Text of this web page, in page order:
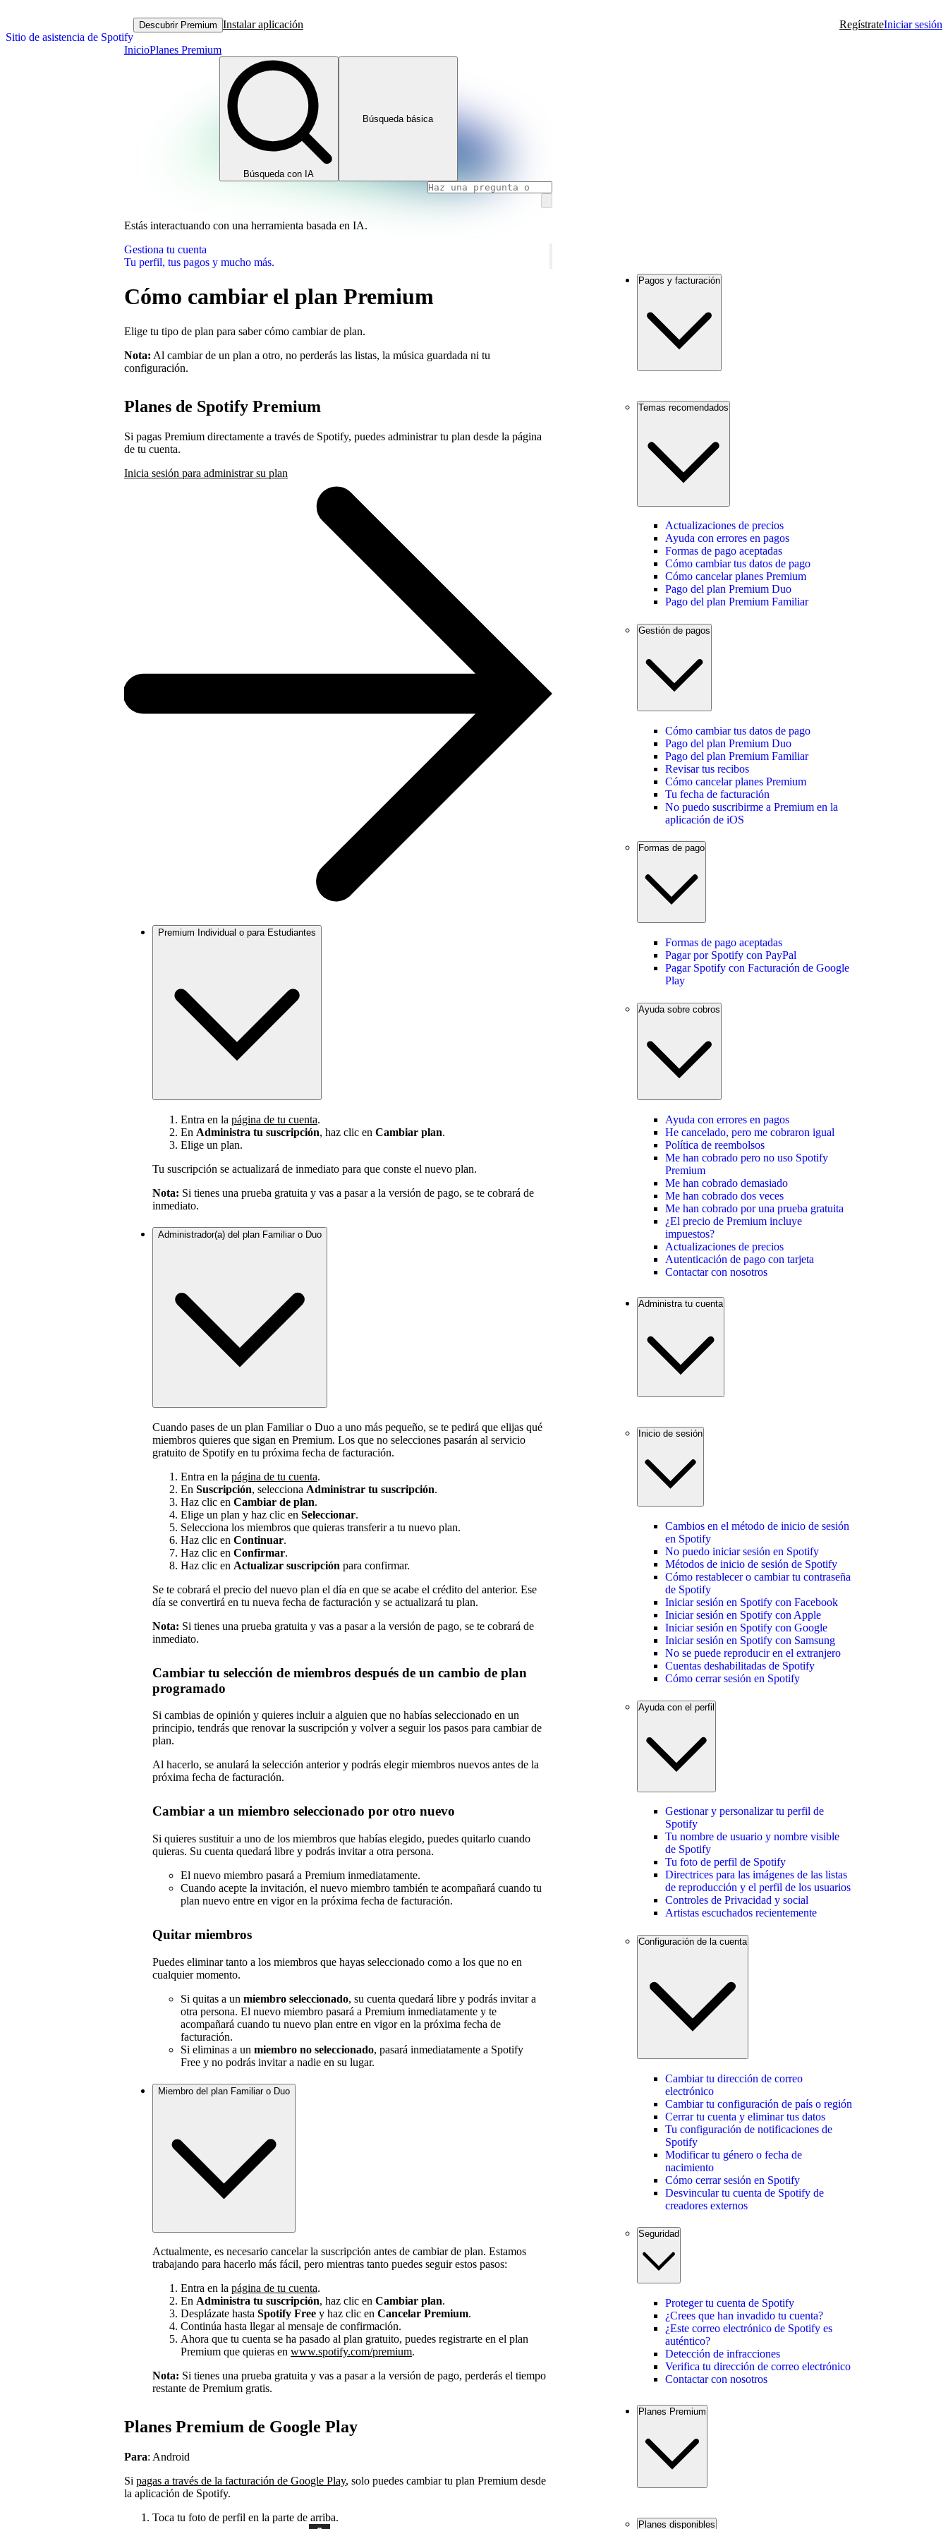
Sitio de asistencia de Spotify
Descubrir Premium Instalar aplicación RegístrateIniciar sesión
InicioPlanes Premium
Búsqueda con IA
Búsqueda básica
Estás interactuando con una herramienta basada en IA.
Gestiona tu cuenta
Tu perfil, tus pagos y mucho más.
Cómo cambiar el plan Premium
Elige tu tipo de plan para saber cómo cambiar de plan.
Nota: Al cambiar de un plan a otro, no perderás las listas, la música guardada ni tu
configuración.
Planes de Spotify Premium
Si pagas Premium directamente a través de Spotify, puedes administrar tu plan desde la página
de tu cuenta.
Inicia sesión para administrar su plan
Premium Individual o para Estudiantes
Entra en la página de tu cuenta.
En Administra tu suscripción, haz clic en Cambiar plan.
Elige un plan.
Tu suscripción se actualizará de inmediato para que conste el nuevo plan.
Nota: Si tienes una prueba gratuita y vas a pasar a la versión de pago, se te cobrará de
inmediato.
Administrador(a) del plan Familiar o Duo
Cuando pases de un plan Familiar o Duo a uno más pequeño, se te pedirá que elijas qué
miembros quieres que sigan en Premium. Los que no selecciones pasarán al servicio
gratuito de Spotify en tu próxima fecha de facturación.
Entra en la página de tu cuenta.
En Suscripción, selecciona Administrar tu suscripción.
Haz clic en Cambiar de plan.
Elige un plan y haz clic en Seleccionar.
Selecciona los miembros que quieras transferir a tu nuevo plan.
Haz clic en Continuar.
Haz clic en Confirmar.
Haz clic en Actualizar suscripción para confirmar.
Se te cobrará el precio del nuevo plan el día en que se acabe el crédito del anterior. Ese
día se convertirá en tu nueva fecha de facturación y se actualizará tu plan.
Nota: Si tienes una prueba gratuita y vas a pasar a la versión de pago, se te cobrará de
inmediato.
Cambiar tu selección de miembros después de un cambio de plan
programado
Si cambias de opinión y quieres incluir a alguien que no habías seleccionado en un
principio, tendrás que renovar la suscripción y volver a seguir los pasos para cambiar de
plan.
Al hacerlo, se anulará la selección anterior y podrás elegir miembros nuevos antes de la
próxima fecha de facturación.
Cambiar a un miembro seleccionado por otro nuevo
Si quieres sustituir a uno de los miembros que habías elegido, puedes quitarlo cuando
quieras. Su cuenta quedará libre y podrás invitar a otra persona.
El nuevo miembro pasará a Premium inmediatamente.
Cuando acepte la invitación, el nuevo miembro también te acompañará cuando tu
plan nuevo entre en vigor en la próxima fecha de facturación.
Quitar miembros
Puedes eliminar tanto a los miembros que hayas seleccionado como a los que no en
cualquier momento.
Si quitas a un miembro seleccionado, su cuenta quedará libre y podrás invitar a
otra persona. El nuevo miembro pasará a Premium inmediatamente y te
acompañará cuando tu nuevo plan entre en vigor en la próxima fecha de
facturación.
Si eliminas a un miembro no seleccionado, pasará inmediatamente a Spotify
Free y no podrás invitar a nadie en su lugar.
Miembro del plan Familiar o Duo
Actualmente, es necesario cancelar la suscripción antes de cambiar de plan. Estamos
trabajando para hacerlo más fácil, pero mientras tanto puedes seguir estos pasos:
Entra en la página de tu cuenta.
En Administra tu suscripción, haz clic en Cambiar plan.
Desplázate hasta Spotify Free y haz clic en Cancelar Premium.
Continúa hasta llegar al mensaje de confirmación.
Ahora que tu cuenta se ha pasado al plan gratuito, puedes registrarte en el plan
Premium que quieras en www.spotify.com/premium.
Nota: Si tienes una prueba gratuita y vas a pasar a la versión de pago, perderás el tiempo
restante de Premium gratis.
Planes Premium de Google Play
Para: Android
Si pagas a través de la facturación de Google Play, solo puedes cambiar tu plan Premium desde
la aplicación de Spotify.
Toca tu foto de perfil en la parte de arriba.
Pagos y facturación
Temas recomendados
Actualizaciones de precios
Ayuda con errores en pagos
Formas de pago aceptadas
Cómo cambiar tus datos de pago
Cómo cancelar planes Premium
Pago del plan Premium Duo
Pago del plan Premium Familiar
Gestión de pagos
Cómo cambiar tus datos de pago
Pago del plan Premium Duo
Pago del plan Premium Familiar
Revisar tus recibos
Cómo cancelar planes Premium
Tu fecha de facturación
No puedo suscribirme a Premium en la
aplicación de iOS
Formas de pago
Formas de pago aceptadas
Pagar por Spotify con PayPal
Pagar Spotify con Facturación de Google
Play
Ayuda sobre cobros
Ayuda con errores en pagos
He cancelado, pero me cobraron igual
Política de reembolsos
Me han cobrado pero no uso Spotify
Premium
Me han cobrado demasiado
Me han cobrado dos veces
Me han cobrado por una prueba gratuita
¿El precio de Premium incluye
impuestos?
Actualizaciones de precios
Autenticación de pago con tarjeta
Contactar con nosotros
Administra tu cuenta
Inicio de sesión
Cambios en el método de inicio de sesión
en Spotify
No puedo iniciar sesión en Spotify
Métodos de inicio de sesión de Spotify
Cómo restablecer o cambiar tu contraseña
de Spotify
Iniciar sesión en Spotify con Facebook
Iniciar sesión en Spotify con Apple
Iniciar sesión en Spotify con Google
Iniciar sesión en Spotify con Samsung
No se puede reproducir en el extranjero
Cuentas deshabilitadas de Spotify
Cómo cerrar sesión en Spotify
Ayuda con el perfil
Gestionar y personalizar tu perfil de
Spotify
Tu nombre de usuario y nombre visible
de Spotify
Tu foto de perfil de Spotify
Directrices para las imágenes de las listas
de reproducción y el perfil de los usuarios
Controles de Privacidad y social
Artistas escuchados recientemente
Configuración de la cuenta
Cambiar tu dirección de correo
electrónico
Cambiar tu configuración de país o región
Cerrar tu cuenta y eliminar tus datos
Tu configuración de notificaciones de
Spotify
Modificar tu género o fecha de
nacimiento
Cómo cerrar sesión en Spotify
Desvincular tu cuenta de Spotify de
creadores externos
Seguridad
Proteger tu cuenta de Spotify
¿Crees que han invadido tu cuenta?
¿Este correo electrónico de Spotify es
auténtico?
Detección de infracciones
Verifica tu dirección de correo electrónico
Contactar con nosotros
Planes Premium
Planes disponibles